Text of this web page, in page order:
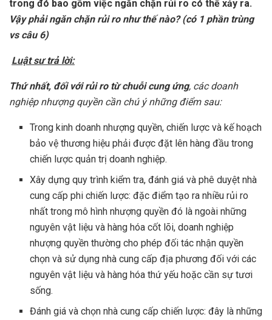
trong đó bao gồm việc ngăn chặn rủi ro có thể xảy ra.
Vậy phải ngăn chặn rủi ro như thế nào?(có 1 phần trùng
vs câu 6)
Luật sư trả lời:
Thứ nhất, đối với rủi ro từ chuỗi cung ứng, các doanh
nghiệp nhượng quyền cần chú ý những điểm sau:
Trong kinh doanh nhượng quyền, chiến lược và kế hoạch
bảo vệ thương hiệu phải được đặt lên hàng đầu trong
chiến lược quản trị doanh nghiệp.
Xây dựng quy trình kiểm tra, đánh giá và phê duyệt nhà
cung cấp phi chiến lược: đặc điểm tạo ra nhiều rủi ro
nhất trong mô hình nhượng quyền đó là ngoài những
nguyên vật liệu và hàng hóa cốt lõi, doanh nghiệp
nhượng quyền thường cho phép đối tác nhận quyền
chọn và sử dụng nhà cung cấp địa phương đối với các
nguyên vật liệu và hàng hóa thứ yếu hoặc cần sự tươi
sống.
Đánh giá và chọn nhà cung cấp chiến lược: đây là những